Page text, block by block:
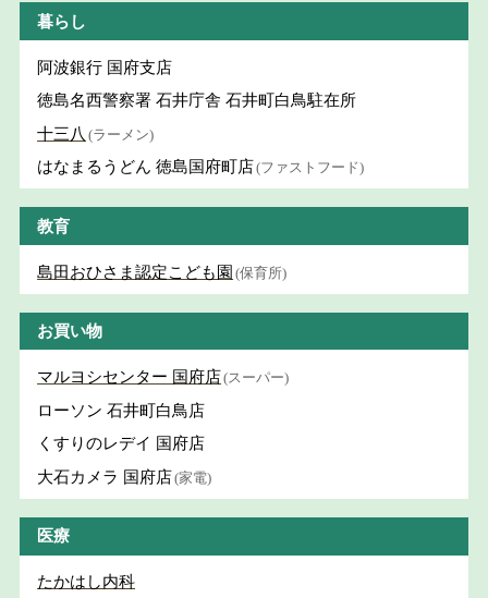
暮らし
阿波銀行 国府支店
徳島名西警察署 石井庁舎 石井町白鳥駐在所
十三八 (ラーメン)
はなまるうどん 徳島国府町店(ファストフード)
教育
島田おひさま認定こども園 (保育所)
お買い物
マルヨシセンター 国府店(スーパー)
ローソン 石井町白鳥店
くすりのレデイ 国府店
大石カメラ 国府店(家電)
医療
たかはし内科